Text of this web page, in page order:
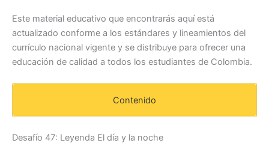
Este material educativo que encontrarás aquí está
actualizado conforme a los estándares y lineamientos del
currículo nacional vigente y se distribuye para ofrecer una
educación de calidad a todos los estudiantes de Colombia.
Contenido
Desafío 47: Leyenda El día y la noche